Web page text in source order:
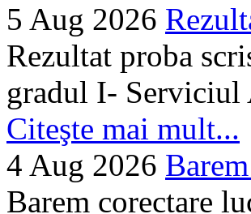
5 Aug 2026
Rezultat proba
gradul I- Serviciul
Citeşte mai mult...
4 Aug 2026
Barem corectare